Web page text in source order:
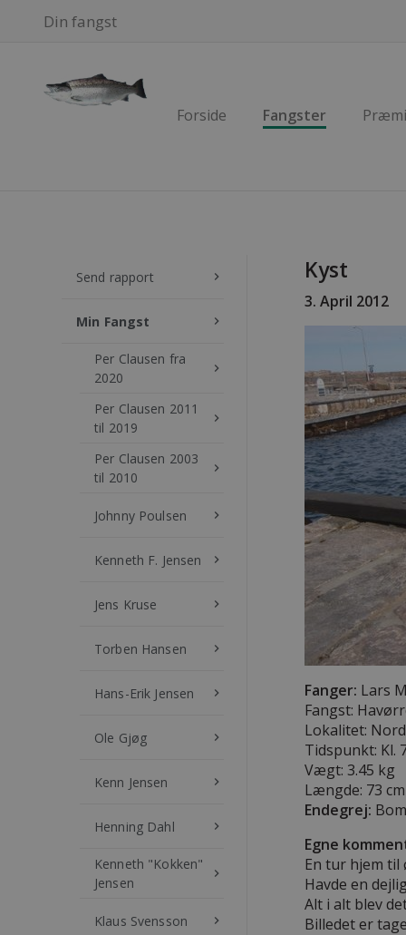
Din fangst
Forside Fangster
Send rapport keyboard_arrow_right
Min Fangst keyboard_arrow_right
Per Clausen fra
2020
keyboard_arrow_right
Per Clausen 2011
til 2019
keyboard_arrow_right
Per Clausen 2003
til 2010
keyboard_arrow_right
Johnny Poulsen keyboard_arrow_right
Kenneth F. Jensen keyboard_arrow_right
Jens Kruse keyboard_arrow_right
Torben Hansen keyboard_arrow_right
Hans-Erik Jensen keyboard_arrow_right
Ole Gjøg keyboard_arrow_right
Kenn Jensen keyboard_arrow_right
Henning Dahl keyboard_arrow_right
Kenneth "Kokken"
Jensen
keyboard_arrow_right
Klaus Svensson keyboard_arrow_right
Kyst
3. April 2012
Fanger: Lars
Fangst:
Lokalitet:
Tidspunkt: Kl.
Vægt: 3.45 kg
Længde: 73 cm
Endegrej:
Egne
En tur hjem til
Havde en
Alt i alt blev
Billedet er